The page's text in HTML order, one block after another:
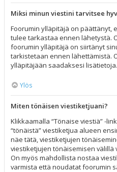
Miksi minun viestini tarvitsee
Foorumin ylläpitäjä on päättänyt,
tulee tarkastaa ennen lähetystä.
foorumin ylläpitäjä on siirtänyt
tarkistetaan ennen lähettämistä.
ylläpitäjään saadaksesi lisätietoja.
Ylös
Miten tönäisen viestiketjuani?
Klikkaamalla “Tönaise viestiä” -
“tönäistä” viestiketjua alueen
näe tätä, viestiketjujen
viestiketjujen tönäisemisen välillä
On myös mahdollista nostaa
varmista että noudatat foorumin